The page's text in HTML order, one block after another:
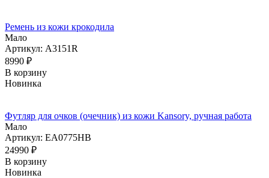
Ремень из кожи крокодила
Мало
Артикул: A3151R
8990 ₽
В корзину
Новинка
Футляр для очков (очечник) из кожи Kansory, ручная работа
Мало
Артикул: EA0775HB
24990 ₽
В корзину
Новинка